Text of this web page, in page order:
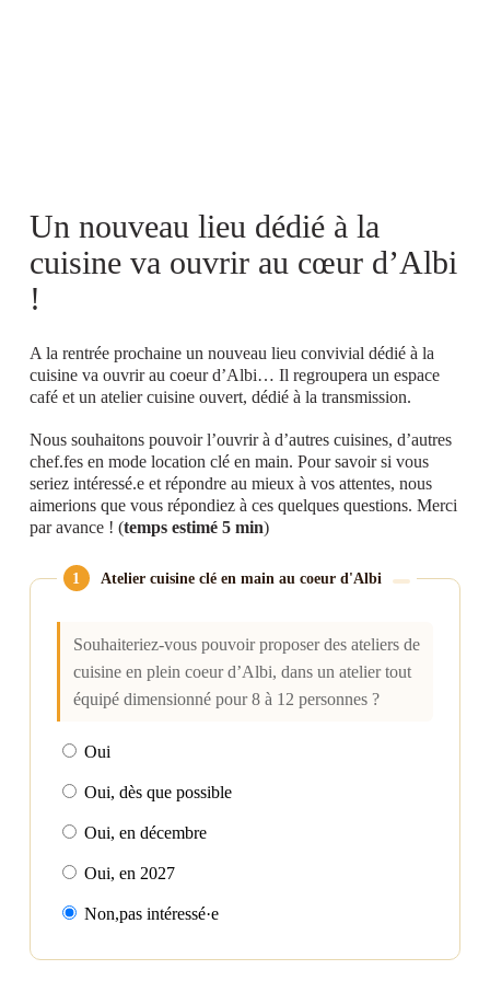
Un nouveau lieu dédié à la
cuisine va ouvrir au cœur d’Albi
!
A la rentrée prochaine un nouveau lieu convivial dédié à la
cuisine va ouvrir au coeur d’Albi… Il regroupera un espace
café et un atelier cuisine ouvert, dédié à la transmission.
Nous souhaitons pouvoir l’ouvrir à d’autres cuisines, d’autres
chef.fes en mode location clé en main. Pour savoir si vous
seriez intéressé.e et répondre au mieux à vos attentes, nous
aimerions que vous répondiez à ces quelques questions. Merci
par avance ! (temps estimé 5 min)
1 Atelier cuisine clé en main au coeur d'Albi
Souhaiteriez-vous pouvoir proposer des ateliers de
cuisine en plein coeur d’Albi, dans un atelier tout
équipé dimensionné pour 8 à 12 personnes ?
Oui
Oui, dès que possible
Oui, en décembre
Oui, en 2027
Non,pas intéressé·e